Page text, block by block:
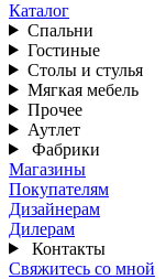
Каталог
Спальни
Гостиные
Столы и стулья
Мягкая мебель
Прочее
Аутлет
Фабрики
Магазины
Покупателям
Дизайнерам
Дилерам
Контакты
Свяжитесь со мной